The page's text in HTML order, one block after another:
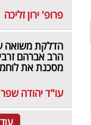
פרופ' ירון זליכה
הדלקת משואה
הרב אברהם
מסכנת את
עו"ד יהודה שפר